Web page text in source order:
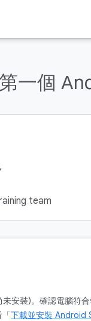
一個
team
未安裝)。確認電腦符
「下載並安裝 Android